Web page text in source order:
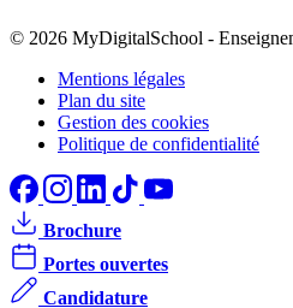
© 2026 MyDigitalSchool -
Mentions légales
Plan du site
Gestion des cookies
Politique de confidentialité
Brochure
Portes ouvertes
Candidature